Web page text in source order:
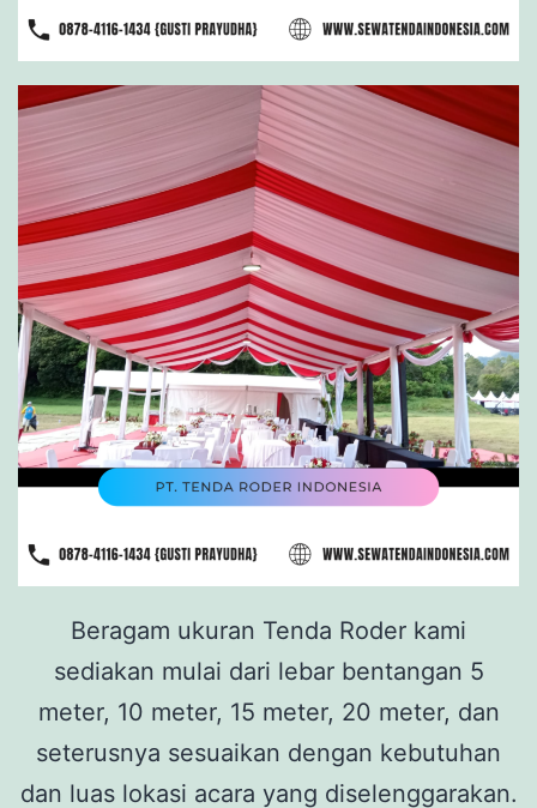
Beragam ukuran Tenda Roder kami
sediakan mulai dari lebar bentangan 5
meter, 10 meter, 15 meter, 20 meter, dan
seterusnya sesuaikan dengan kebutuhan
dan luas lokasi acara yang diselenggarakan.